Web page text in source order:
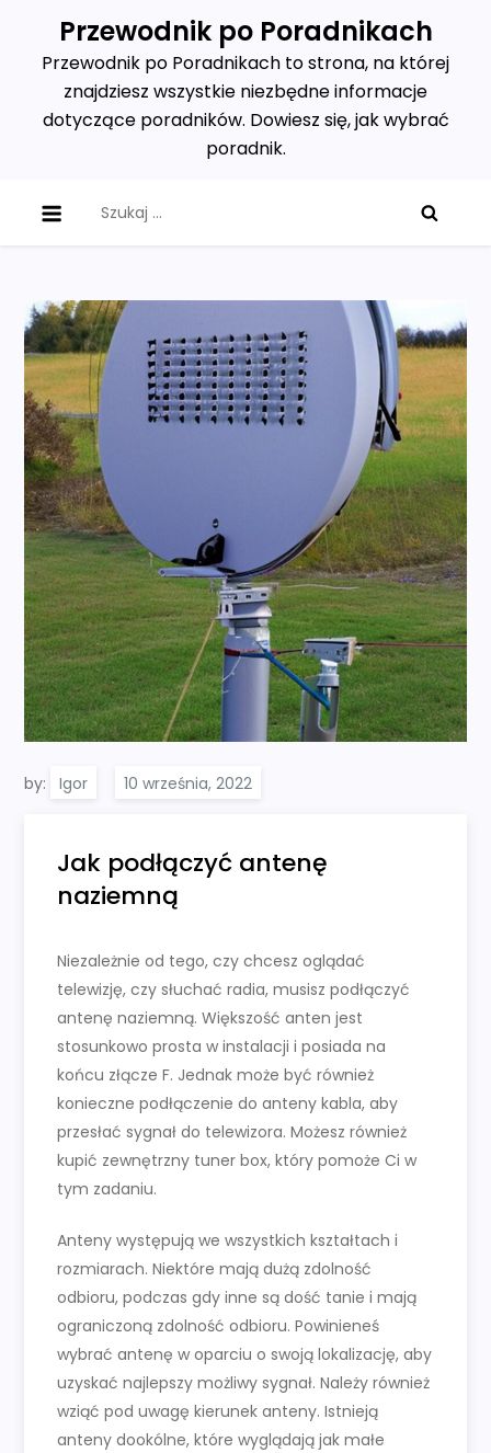
content
Przewodnik po Poradnikach
Przewodnik po Poradnikach to strona, na której
znajdziesz wszystkie niezbędne informacje
dotyczące poradników. Dowiesz się, jak wybrać
poradnik.
by: Igor
Jak podłączyć antenę
naziemną
Niezależnie od tego, czy chcesz oglądać
telewizję, czy słuchać radia, musisz podłączyć
antenę naziemną. Większość anten jest
stosunkowo prosta w instalacji i posiada na
końcu złącze F. Jednak może być również
konieczne podłączenie do anteny kabla, aby
przesłać sygnał do telewizora. Możesz również
kupić zewnętrzny tuner box, który pomoże Ci w
tym zadaniu.
Anteny występują we wszystkich kształtach i
rozmiarach. Niektóre mają dużą zdolność
odbioru, podczas gdy inne są dość tanie i mają
ograniczoną zdolność odbioru. Powinieneś
wybrać antenę w oparciu o swoją lokalizację, aby
uzyskać najlepszy możliwy sygnał. Należy również
wziąć pod uwagę kierunek anteny. Istnieją
anteny dookólne, które wyglądają jak małe